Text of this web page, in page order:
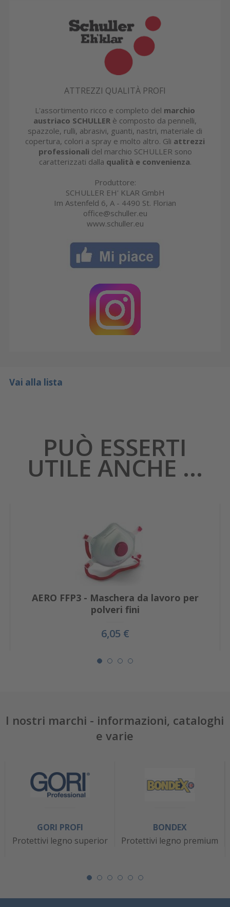
ATTREZZI QUALITÀ PROFI
L'assortimento ricco e completo del marchio
austriaco SCHULLER è composto da pennelli,
spazzole, rulli, abrasivi, guanti, nastri, materiale di
copertura, colori a spray e molto altro. Gli attrezzi
professionali del marchio SCHULLER sono
caratterizzati dalla qualità e convenienza.
Produttore:
SCHULLER EH' KLAR GmbH
Im Astenfeld 6, A - 4490 St. Florian
office@schuller.eu
www.schuller.eu
Vai alla lista
PUÒ ESSERTI
UTILE ANCHE ...
AERO FFP3 - Maschera da lavoro per
polveri fini
6,05 €
I nostri marchi - informazioni, cataloghi
e varie
GORI PROFI
Protettivi legno superior
BONDEX
Protettivi legno premium